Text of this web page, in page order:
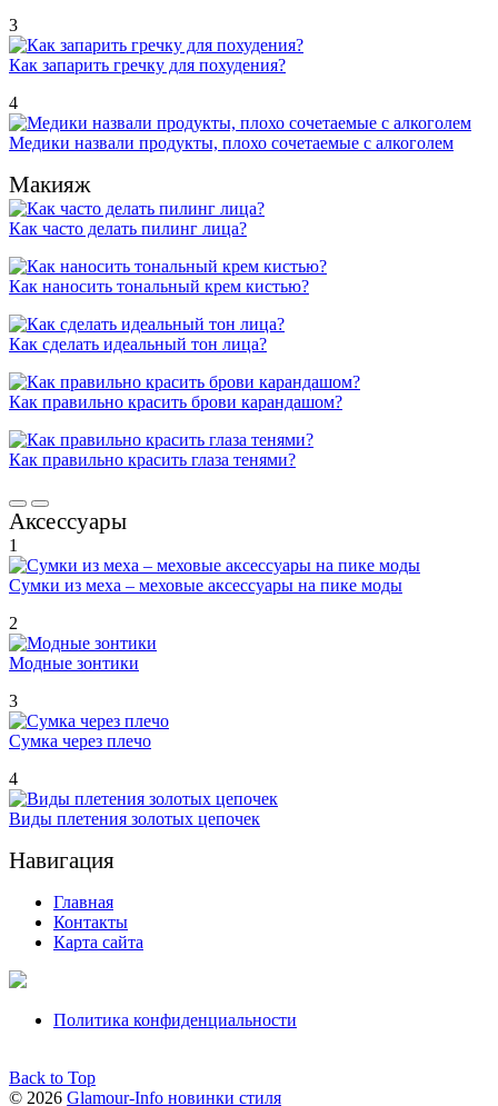
3
Как запарить гречку для похудения?
4
Медики назвали продукты, плохо сочетаемые с алкоголем
Макияж
Как часто делать пилинг лица?
Как наносить тональный крем кистью?
Как сделать идеальный тон лица?
Как правильно красить брови карандашом?
Как правильно красить глаза тенями?
Аксессуары
1
Сумки из меха – меховые аксессуары на пике моды
2
Модные зонтики
3
Сумка через плечо
4
Виды плетения золотых цепочек
Навигация
Главная
Контакты
Карта сайта
Политика конфиденциальности
Back to Top
© 2026 Glamour-Info новинки стиля